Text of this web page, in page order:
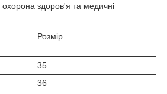
здоров'я та медичні
Розмір
35
36